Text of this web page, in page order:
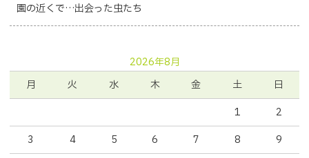
園の近くで…出会った虫たち
2026年8月
月
火 水 木 金 土
日
1
2
3
4 5 6 7 8
9